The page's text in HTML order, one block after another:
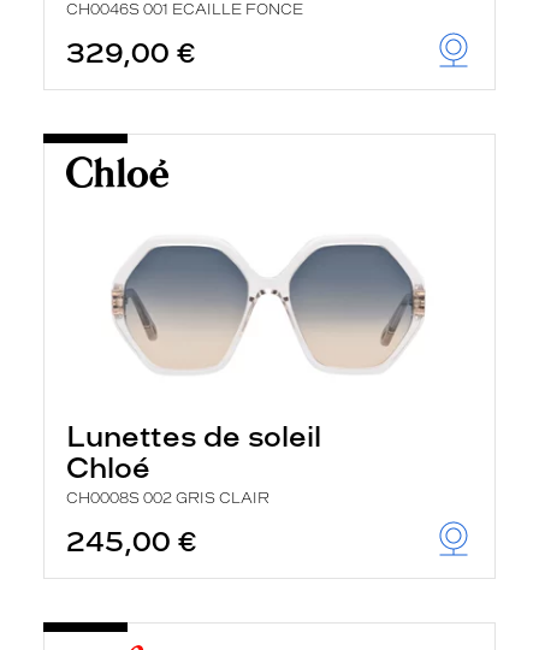
CH0046S 001 ECAILLE FONCE
329,00 €
Lunettes de soleil
Chloé
CH0008S 002 GRIS CLAIR
245,00 €